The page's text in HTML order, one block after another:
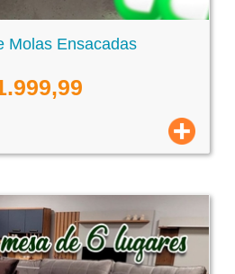
Molas Ensacadas